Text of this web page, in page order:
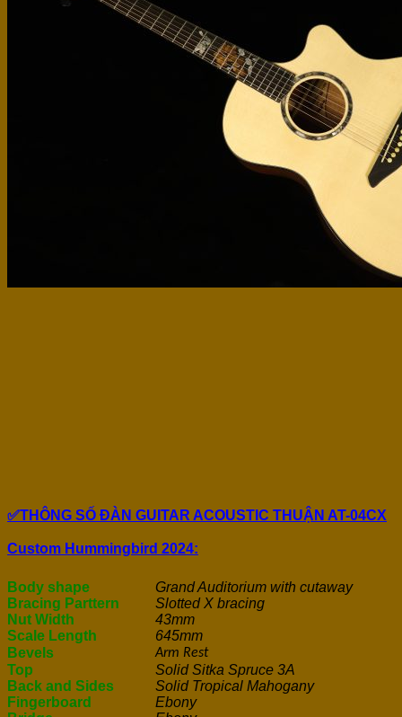
✅THÔNG SỐ ĐÀN GUITAR ACOUSTIC THUẬN AT-04CX
Custom Hummingbird 2024:
Body shape
Grand Auditorium with cutaway
Bracing Parttern
Slotted X bracing
Nut Width
43mm
Scale Length
645mm
Bevels
Arm Rest
Top
Solid Sitka Spruce 3A
Back and Sides
Solid Tropical Mahogany
Fingerboard
Ebony